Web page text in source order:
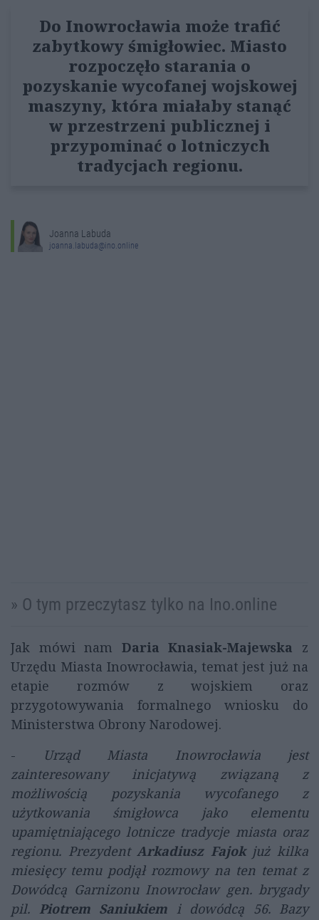
Do Inowrocławia może trafić
zabytkowy śmigłowiec. Miasto
rozpoczęło starania o
pozyskanie wycofanej wojskowej
maszyny, która miałaby stanąć
w przestrzeni publicznej i
przypominać o lotniczych
tradycjach regionu.
Joanna Labuda
joanna.labuda@ino.online
» O tym przeczytasz tylko na Ino.online
Jak mówi nam Daria Knasiak-Majewska z
Urzędu Miasta Inowrocławia, temat jest już na
etapie rozmów z wojskiem oraz
przygotowywania formalnego wniosku do
Ministerstwa Obrony Narodowej.
-
Urząd Miasta Inowrocławia jest
zainteresowany inicjatywą związaną z
możliwością pozyskania wycofanego z
użytkowania śmigłowca jako elementu
upamiętniającego lotnicze tradycje miasta oraz
regionu. PrezydentArkadiusz Fajokjuż kilka
miesięcy temu podjął rozmowy na ten temat z
Dowódcą Garnizonu Inowrocław gen. brygady
pil. Piotrem Saniukiem i dowódcą 56. Bazy